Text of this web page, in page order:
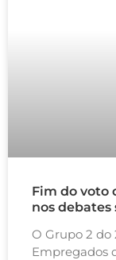
Fim do voto
nos debates
O Grupo 2 do
Empregados